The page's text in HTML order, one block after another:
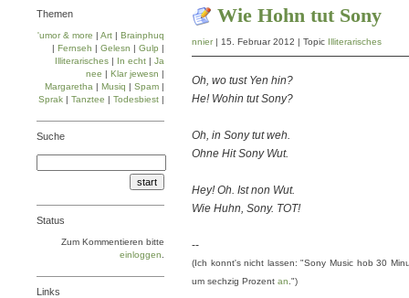
Wie Hohn tut Sony
nnier| 15. Februar 2012 | Topic Illiterarisches
Oh, wo tust Yen hin?
He! Wohin tut Sony?
Oh, in Sony tut weh.
Ohne Hit Sony Wut.
Hey! Oh. Ist non Wut.
Wie Huhn, Sony. TOT!
--
(Ich konnt's nicht lassen: "Sony Music hob 30
um sechzig Prozent an .")
Themen
'umor & more | Art | Brainphuq
| Fernseh | Gelesn | Gulp |
Illiterarisches | In echt | Ja
nee | Klar jewesn |
Margaretha | Musiq | Spam |
Sprak | Tanztee | Todesbiest |
Suche
Status
Zum Kommentieren bitte
einloggen
Links